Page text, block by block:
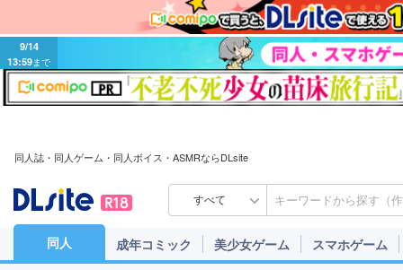
9/14
13:59まで
同人誌・同人ゲーム・同人ボイス・ASMRならDLsite
すべて
同人 成年コミック 美少女ゲーム スマホゲーム